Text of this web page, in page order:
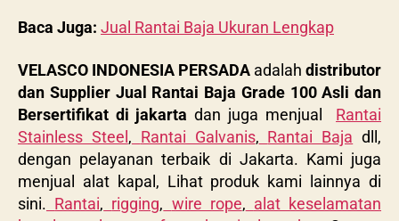
Baca Juga: Jual Rantai Baja Ukuran Lengkap
VELASCO INDONESIA PERSADA adalah distributor
dan Supplier Jual Rantai Baja Grade 100 Asli dan
Bersertifikat di jakarta dan juga menjual Rantai
Stainless Steel, Rantai Galvanis, Rantai Baja dll,
dengan pelayanan terbaik di Jakarta. Kami juga
menjual alat kapal, Lihat produk kami lainnya di
sini. Rantai, rigging, wire rope, alat keselamatan